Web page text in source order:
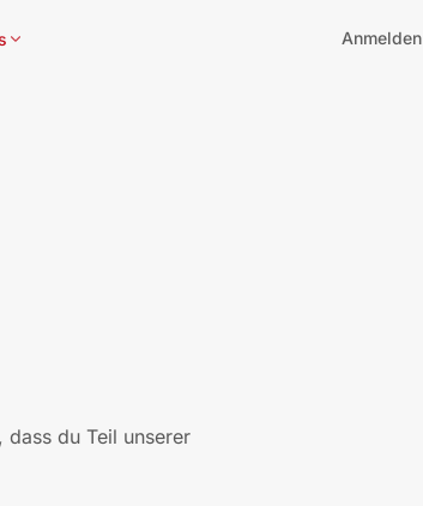
Anmelden
dass du Teil unserer